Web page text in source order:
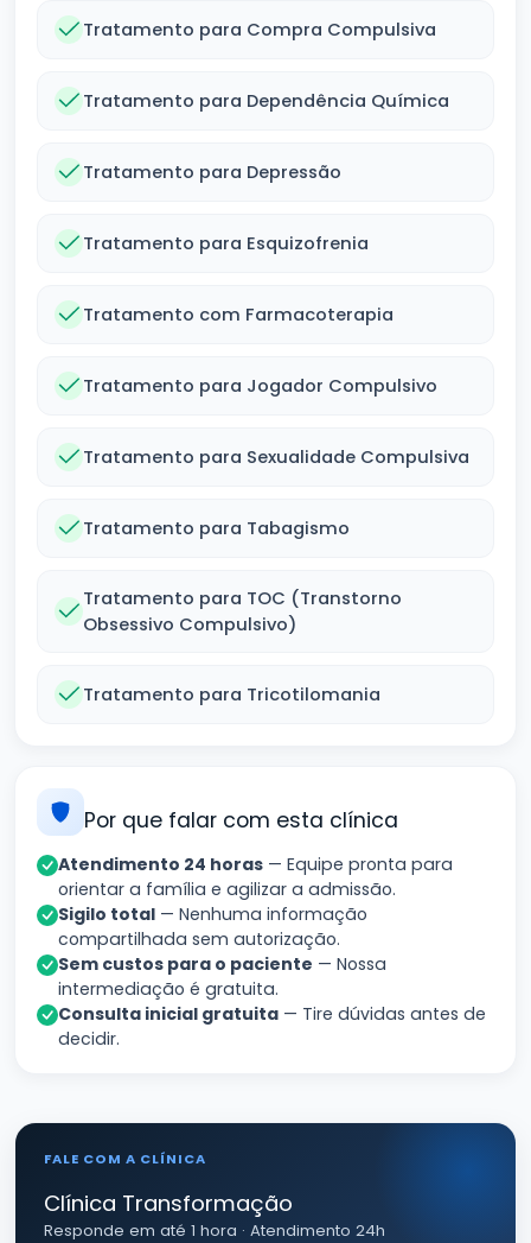
Tratamento para Compra Compulsiva
Tratamento para Dependência Química
Tratamento para Depressão
Tratamento para Esquizofrenia
Tratamento com Farmacoterapia
Tratamento para Jogador Compulsivo
Tratamento para Sexualidade Compulsiva
Tratamento para Tabagismo
Tratamento para TOC (Transtorno
Obsessivo Compulsivo)
Tratamento para Tricotilomania
Por que falar com esta clínica
Atendimento 24 horas — Equipe pronta para
orientar a família e agilizar a admissão.
Sigilo total — Nenhuma informação
compartilhada sem autorização.
Sem custos para o paciente — Nossa
intermediação é gratuita.
Consulta inicial gratuita — Tire dúvidas antes de
decidir.
FALE COM A CLÍNICA
Clínica Transformação
Responde em até 1 hora · Atendimento 24h